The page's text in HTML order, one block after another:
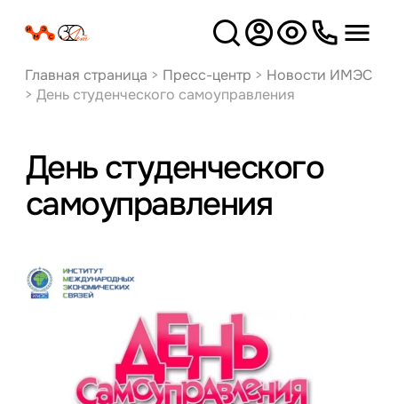
Версия
для слабовидящих
Главная страница > Пресс-центр > Новости ИМЭС
> День студенческого самоуправления
День студенческого
самоуправления